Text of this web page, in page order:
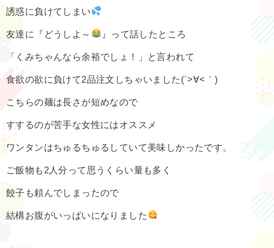
誘惑に負けてしまい
友達に『どうしよ～ 』って話したところ
「くみちゃんなら余裕でしょ！」と言われて
食欲の欲に負けて2品注文しちゃいました(´>∀<｀)ゝ
こちらの麺は長さが短めなので
すするのが苦手な女性にはオススメ
ワンタンはちゅるちゅるしていて美味しかったです。
ご飯物も2人分って思うくらい量も多く
餃子も頼んでしまったので
結構お腹がいっぱいになりました